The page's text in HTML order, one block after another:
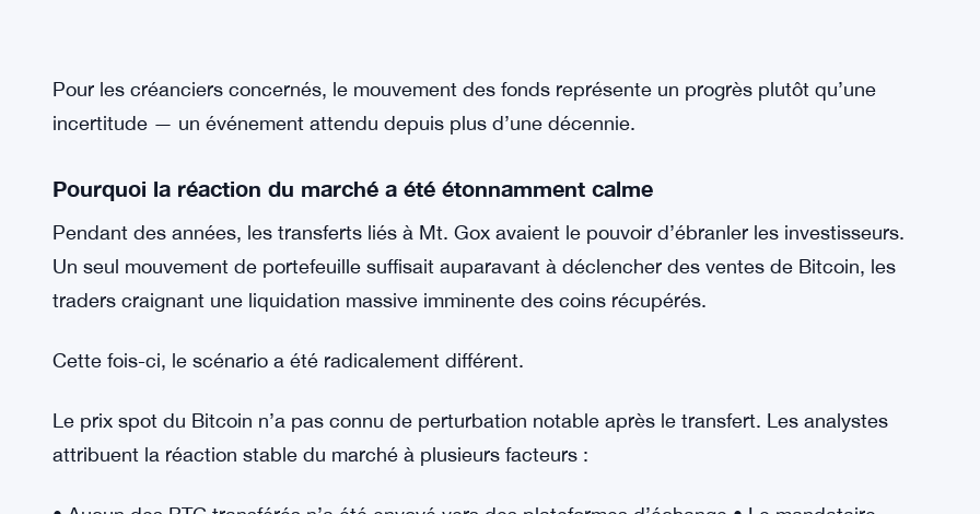
incertitude — un événement attendu depuis plus d’une décennie.
Pourquoi la réaction du marché a été étonnamment calme
Pendant des années, les transferts liés à Mt. Gox avaient le pouvoir d’ébranler les investisseurs.